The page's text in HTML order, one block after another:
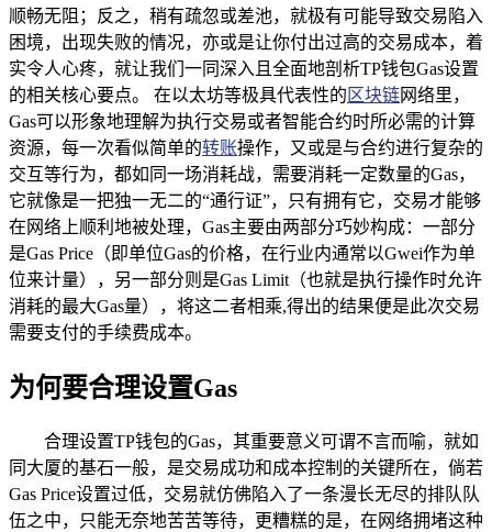
顺畅无阻；反之，稍有疏忽或差池，就极有可能导致交易陷入
困境，出现失败的情况，亦或是让你付出过高的交易成本，着
实令人心疼，就让我们一同深入且全面地剖析TP钱包Gas设置
的相关核心要点。 在以太坊等极具代表性的 区块链网络里，
Gas可以形象地理解为执行交易或者智能合约时所必需的计算
资源，每一次看似简单的转账操作，又或是与合约进行复杂的
交互等行为，都如同一场消耗战，需要消耗一定数量的Gas，
它就像是一把独一无二的“通行证”，只有拥有它，交易才能够
在网络上顺利地被处理，Gas主要由两部分巧妙构成：一部分
是Gas Price（即单位Gas的价格，在行业内通常以Gwei作为单
位来计量），另一部分则是Gas Limit（也就是执行操作时允许
消耗的最大Gas量），将这二者相乘,得出的结果便是此次交易
需要支付的手续费成本。
为何要合理设置Gas
合理设置TP钱包的Gas，其重要意义可谓不言而喻，就如
同大厦的基石一般，是交易成功和成本控制的关键所在，倘若
Gas Price设置过低，交易就仿佛陷入了一条漫长无尽的排队队
伍之中，只能无奈地苦苦等待，更糟糕的是，在网络拥堵这种